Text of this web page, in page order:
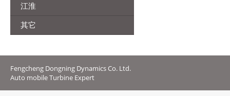
江淮
其它
Fengcheng Dongning Dynamics Co. Ltd.
Auto mobile Turbine Expert